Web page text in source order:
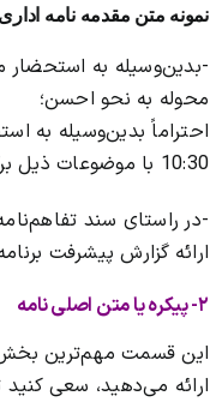
نمونه متن مقدمه نامه اداری
-بدین‌وسیله به استحضار
محوله به نحو احسن؛
10:30 با موضوعات ذیل برگزار می‌شود.
-در راستای سند
ارائه گزارش پیشرفت
۲- پیکره یا متن اصلی نامه
این قسمت مهم‌ترین
ارائه می‌دهید، سعی کنید